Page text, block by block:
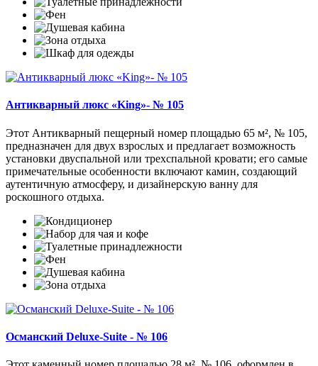
Антикварный люкс «King»- № 105
Этот Антикварный пещерный номер площадью 65 м², № 105,
предназначен для двух взрослых и предлагает возможность
установки двуспальной или трехспальной кровати; его самые
примечательные особенности включают камин, создающий
аутентичную атмосферу, и дизайнерскую ванну для
роскошного отдыха.
Османский Deluxe-Suite - № 106